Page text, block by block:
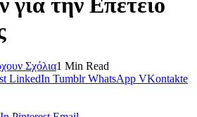
την Επέτειο
Σχόλια1 Min Read
LinkedIn Tumblr WhatsApp VKontakte